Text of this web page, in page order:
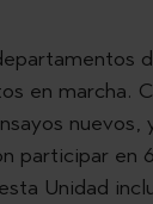
en marcha.
nuevos,
participar en
Unidad